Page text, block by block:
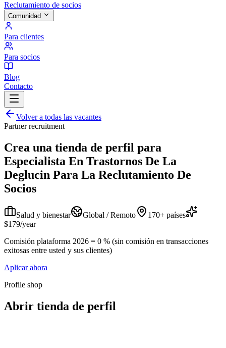
Reclutamiento de socios
Comunidad
Para clientes
Para socios
Blog
Contacto
Volver a todas las vacantes
Partner recruitment
Crea una tienda de perfil para
Especialista En Trastornos De La
Deglucin Para La Reclutamiento De
Socios
Salud y bienestar Global / Remoto
170+ países
$179/year
Comisión plataforma 2026 = 0 % (sin comisión en transacciones
exitosas entre usted y sus clientes)
Aplicar ahora
Profile shop
Abrir tienda de perfil